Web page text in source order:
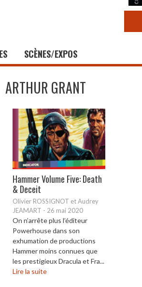
SCÈNES/EXPOS
ARTHUR GRANT
Hammer Volume Five: Death
& Deceit
Olivier ROSSIGNOT et Audrey
JEAMART - 26 mai 2020
On n’arrête plus l’éditeur
Powerhouse dans son
exhumation de productions
Hammer moins connues que
les prestigieux Dracula et Fra...
Lire la suite